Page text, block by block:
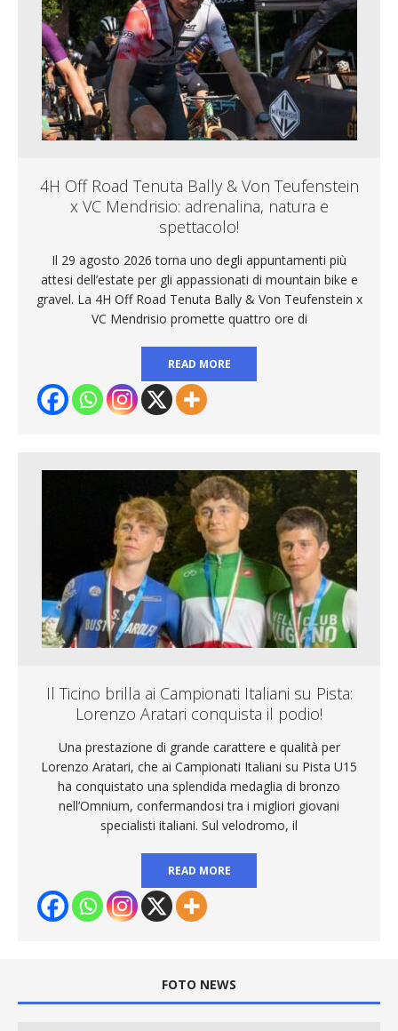
4H Off Road Tenuta Bally & Von Teufenstein
x VC Mendrisio: adrenalina, natura e
spettacolo!
Il 29 agosto 2026 torna uno degli appuntamenti più
attesi dell’estate per gli appassionati di mountain bike e
gravel. La 4H Off Road Tenuta Bally & Von Teufenstein x
VC Mendrisio promette quattro ore di
READ MORE
Il Ticino brilla ai Campionati Italiani su Pista:
Lorenzo Aratari conquista il podio!
Una prestazione di grande carattere e qualità per
Lorenzo Aratari, che ai Campionati Italiani su Pista U15
ha conquistato una splendida medaglia di bronzo
nell’Omnium, confermandosi tra i migliori giovani
specialisti italiani. Sul velodromo, il
READ MORE
FOTO NEWS